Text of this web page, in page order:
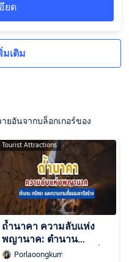
บูรณ์แบบ! อย่างไรก็ตาม มีคร
พนักงานพูดเสียงดัง ซึ่งส่งผล
ร ฉันหวังว่าจะปรับปรุง”
ยด
มเติม
ยอันจากบล็อกเกอร์ของ
Tourist Attractions
ถ้ำนาคา ความลับแห่ง
พญานาค: ตำนาน
ศรัทธา และความงามที่
Porlaoongkum